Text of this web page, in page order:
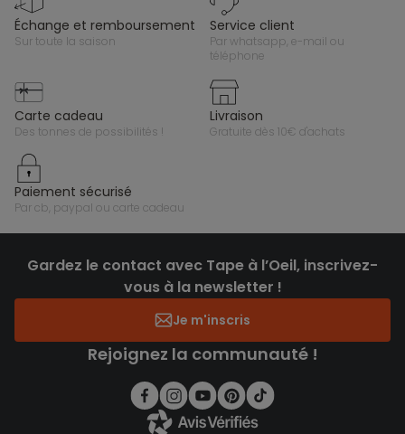
échange et remboursement
sur toute la saison
service client
par whatsapp, e-mail ou
téléphone
carte cadeau
des tonnes de possibilités !
livraison
gratuite dès 10€ d'achats
paiement sécurisé
par cb, paypal ou carte cadeau
Gardez le contact avec Tape à l’Oeil, inscrivez-
vous à la newsletter !
Je m'inscris
Rejoignez la communauté !